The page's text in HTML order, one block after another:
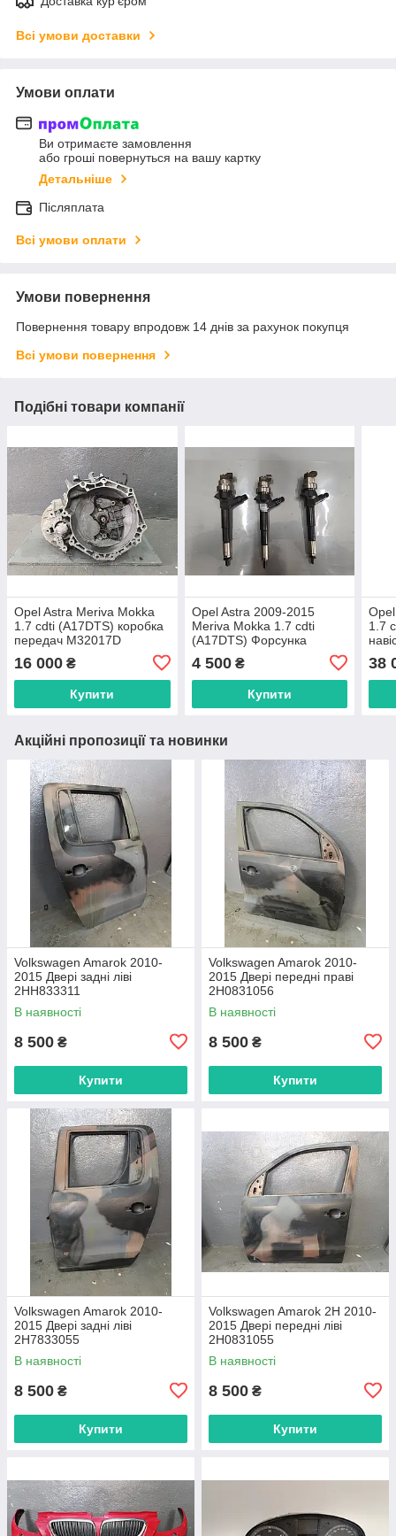
Всі умови доставки
Умови оплати
Ви отримаєте замовлення
або гроші повернуться на вашу картку
Детальніше
Післяплата
Всі умови оплати
Умови повернення
Повернення товару впродовж 14 днів за рахунок покупця
Всі умови повернення
Подібні товари компанії
Opel Astra Meriva Mokka
1.7 cdti (A17DTS) коробка
передач M32017D
16 000 ₴
Купити
Opel Astra 2009-2015
Meriva Mokka 1.7 cdti
(A17DTS) Форсунка
4 500₴
Купити
1.7
38
Акційні пропозиції та новинки
Volkswagen Amarok 2010-
2015 Двері задні ліві
2HH833311
В наявності
8 500 ₴
Купити
Volkswagen Amarok 2010-
2015 Двері передні праві
2H0831056
В наявності
8 500 ₴
Купити
Volkswagen Amarok 2010-
2015 Двері задні ліві
2H7833055
В наявності
8 500 ₴
Купити
Volkswagen Amarok 2H 2010-
2015 Двері передні ліві
2H0831055
В наявності
8 500 ₴
Купити